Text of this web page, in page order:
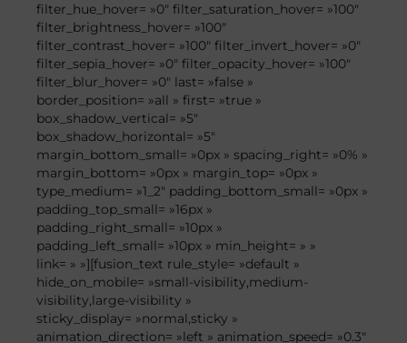
filter_hue_hover= »0″ filter_saturation_hover= »100″
filter_brightness_hover= »100″
filter_contrast_hover= »100″ filter_invert_hover= »0″
filter_sepia_hover= »0″ filter_opacity_hover= »100″
filter_blur_hover= »0″ last= »false »
border_position= »all » first= »true »
box_shadow_vertical= »5″
box_shadow_horizontal= »5″
margin_bottom_small= »0px » spacing_right= »0% »
margin_bottom= »0px » margin_top= »0px »
type_medium= »1_2″ padding_bottom_small= »0px »
padding_top_small= »16px »
padding_right_small= »10px »
padding_left_small= »10px » min_height= » »
link= » »][fusion_text rule_style= »default »
hide_on_mobile= »small-visibility,medium-
visibility,large-visibility »
sticky_display= »normal,sticky »
animation_direction= »left » animation_speed= »0.3″